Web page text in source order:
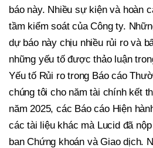
báo này. Nhiều sự kiện và hoàn
tầm kiểm soát của Công ty.
dự báo này chịu nhiều rủi ro và
những yếu tố được thảo luận
Yếu tố Rủi ro trong Báo cáo
chúng tôi cho năm tài chính kết
năm 2025, các Báo cáo Hiện
các tài liệu khác mà Lucid đã
ban Chứng khoán và Giao dịch.